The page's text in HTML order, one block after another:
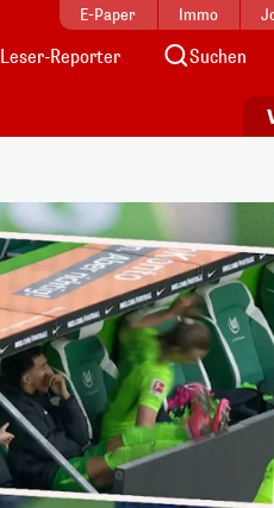
E-Paper Immo
Leser-Reporter Suchen